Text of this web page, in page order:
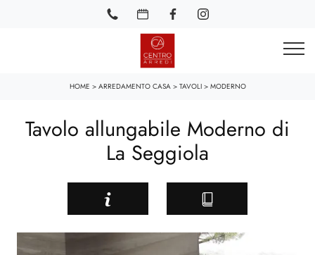
HOME > ARREDAMENTO CASA> TAVOLI > MODERNO
Tavolo allungabile Moderno di
La Seggiola